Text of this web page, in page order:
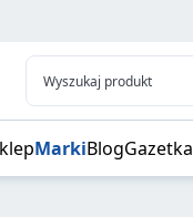
Wyszukaj produkt
MarkiBlogGazetka